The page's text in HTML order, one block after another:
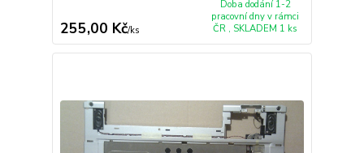
255,00 Kč/ks
Doba dodání 1-2
pracovní dny v rámci
ČR , SKLADEM 1 ks